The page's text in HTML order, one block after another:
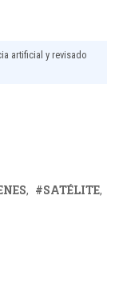
artificial y revisado
SATÉLITE